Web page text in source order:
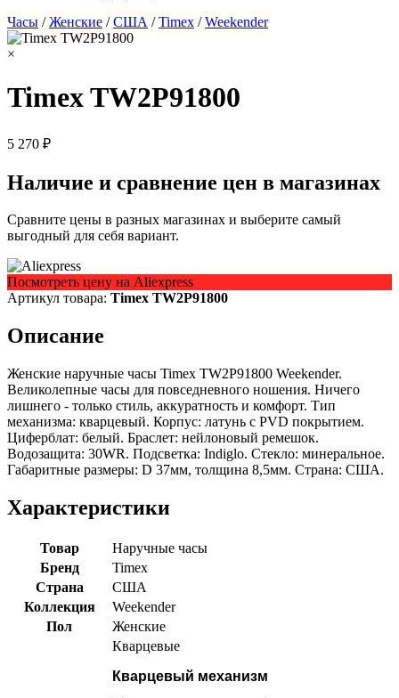
Часы /Женские /США /Timex /Weekender
×
Timex TW2P91800
5 270 ₽
Наличие и сравнение цен в магазинах
Сравните цены в разных магазинах и выберите самый
выгодный для себя вариант.
Посмотреть цену на Aliexpress
Артикул товара: Timex TW2P91800
Описание
Женские наручные часы Timex TW2P91800 Weekender.
Великолепные часы для повседневного ношения. Ничего
лишнего - только стиль, аккуратность и комфорт. Тип
механизма: кварцевый. Корпус: латунь с PVD покрытием.
Циферблат: белый. Браслет: нейлоновый ремешок.
Водозащита: 30WR. Подсветка: Indiglo. Стекло: минеральное.
Габаритные размеры: D 37мм, толщина 8,5мм. Страна: США.
Характеристики
Товар
Наручные часы
Бренд
Timex
Страна
США
Коллекция
Weekender
Пол
Женские
Кварцевые
Кварцевый механизм